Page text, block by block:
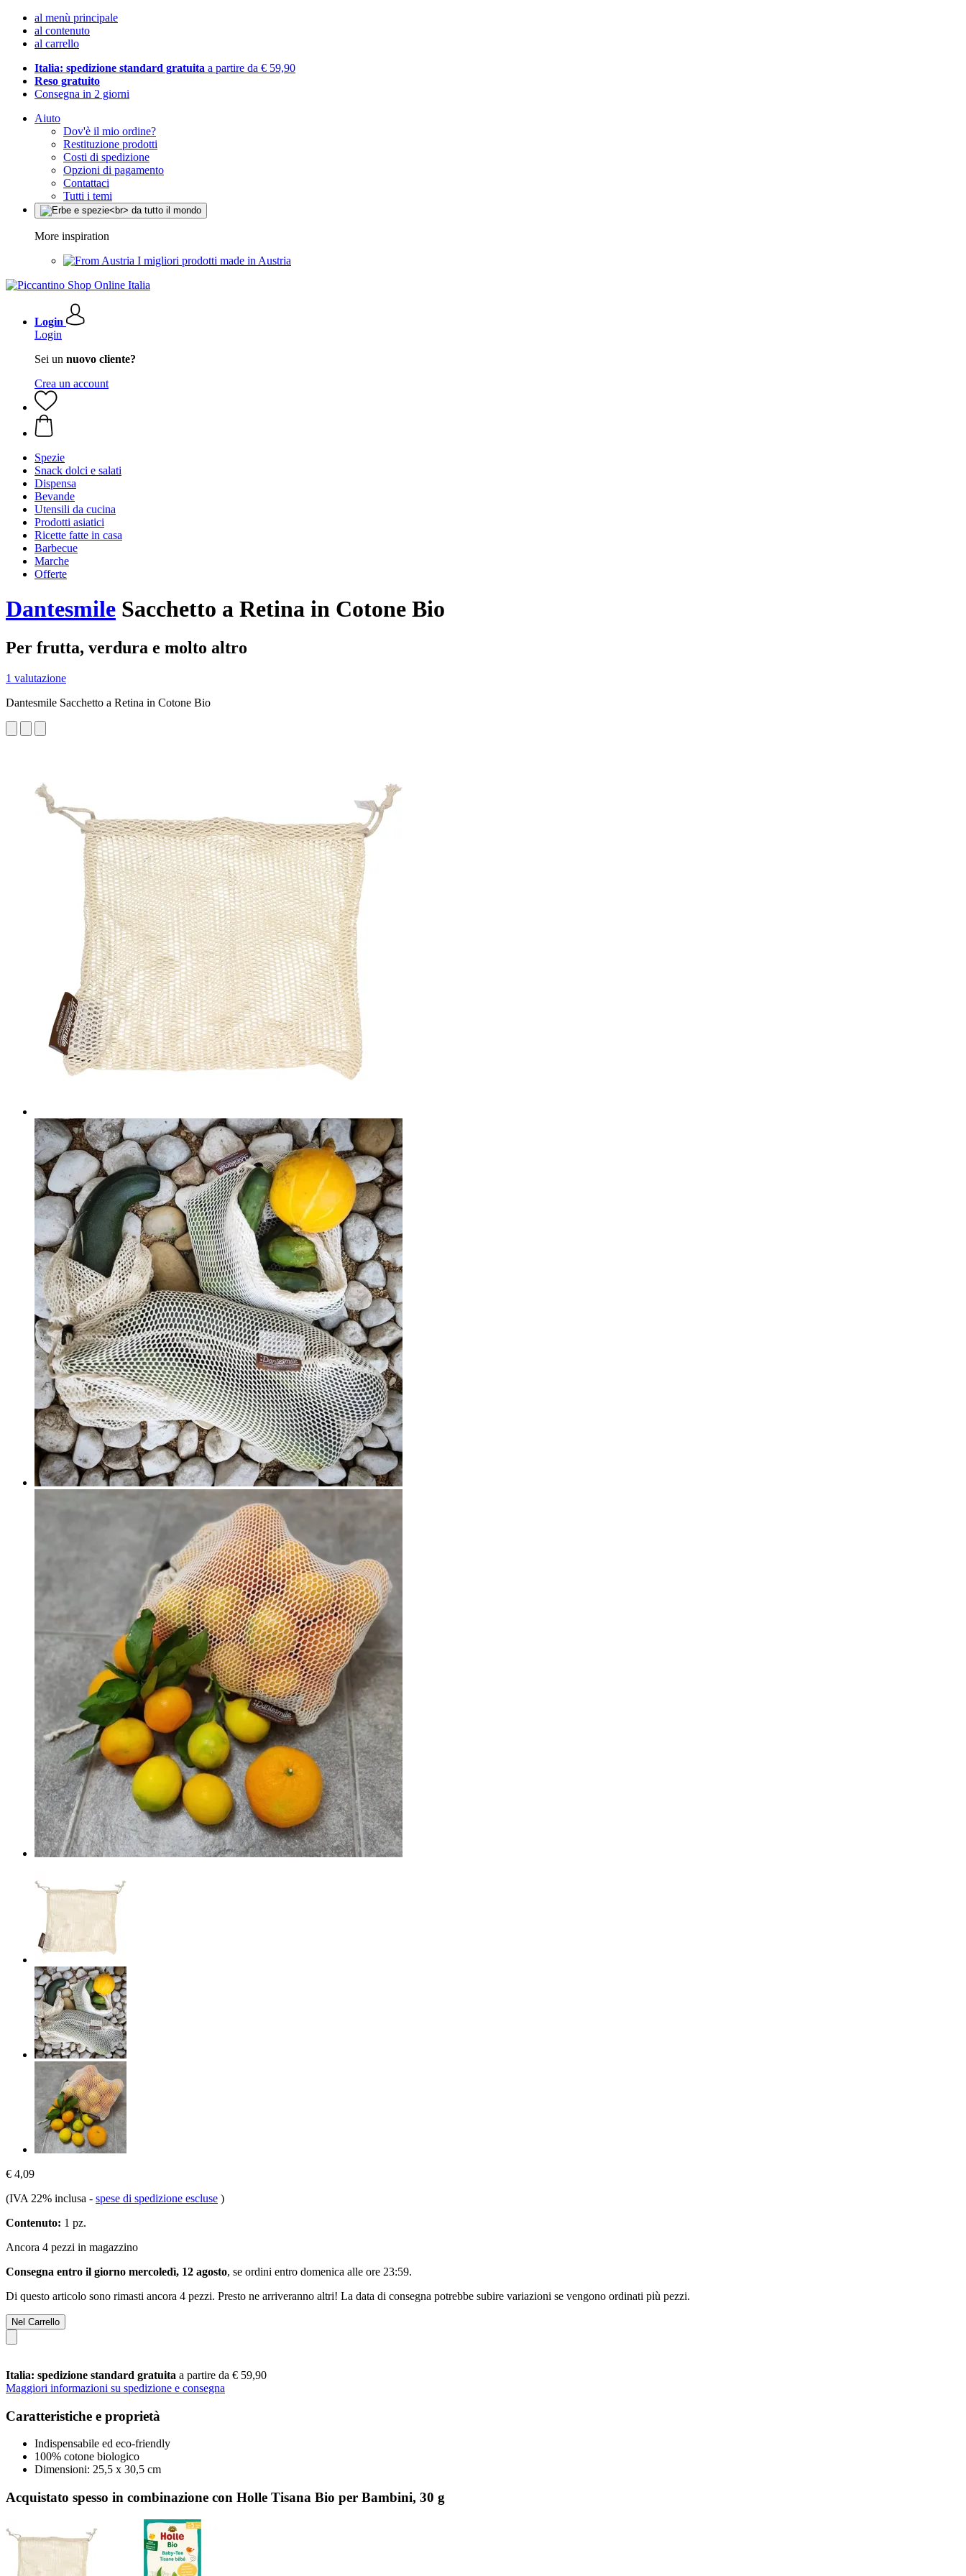
al menù principale
al contenuto
al carrello
Italia: spedizione standard gratuita a partire da € 59,90
Reso gratuito
Consegna in 2 giorni
Aiuto
Dov'è il mio ordine?
Restituzione prodotti
Costi di spedizione
Opzioni di pagamento
Contattaci
Tutti i temi
More inspiration
I migliori prodotti made in Austria
Login
Login
Sei un nuovo cliente?
Crea un account
Spezie
Snack dolci e salati
Dispensa
Bevande
Utensili da cucina
Prodotti asiatici
Ricette fatte in casa
Barbecue
Marche
Offerte
Dantesmile Sacchetto a Retina in Cotone Bio
Per frutta, verdura e molto altro
1 valutazione
Dantesmile Sacchetto a Retina in Cotone Bio
€ 4,09
(IVA 22% inclusa - spese di spedizione escluse )
Contenuto: 1 pz.
Ancora 4 pezzi in magazzino
Consegna entro il giorno mercoledì, 12 agosto, se ordini entro domenica alle ore 23:59.
Di questo articolo sono rimasti ancora 4 pezzi. Presto ne arriveranno altri! La data di consegna potrebbe subire variazioni se vengono ordinati più pezzi.
Nel Carrello
Italia: spedizione standard gratuita a partire da € 59,90
Maggiori informazioni su spedizione e consegna
Caratteristiche e proprietà
Indispensabile ed eco-friendly
100% cotone biologico
Dimensioni: 25,5 x 30,5 cm
Acquistato spesso in combinazione con Holle Tisana Bio per Bambini, 30 g